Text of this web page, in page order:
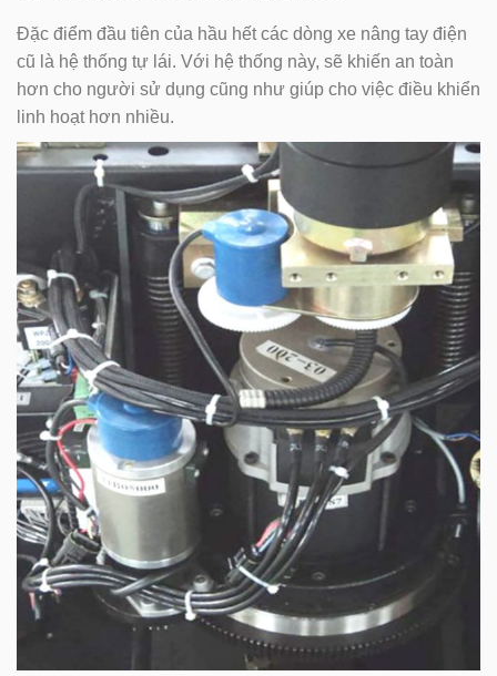
Đặc điểm đầu tiên của hầu hết các dòng xe nâng tay điện
cũ là hệ thống tự lái. Với hệ thống này, sẽ khiến an toàn
hơn cho người sử dụng cũng như giúp cho việc điều khiển
linh hoạt hơn nhiều.